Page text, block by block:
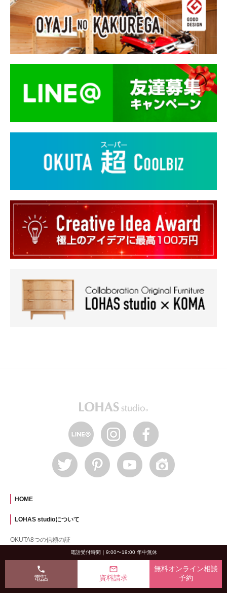
HOME
LOHAS studioについて
OKUTA8つの信頼の証
自然素材リフォーム
LOHAS について
電話受付時間｜9:00〜19:00 年中無休
phone
電話
mail_outline
資料請求
無料オンライン相談
予約